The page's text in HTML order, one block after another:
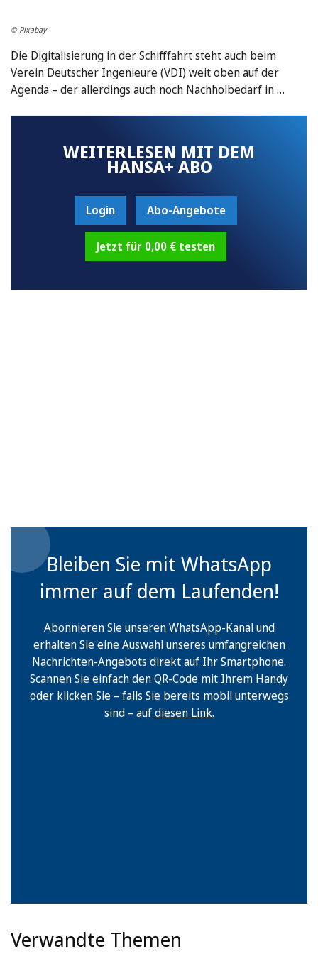
© Pixabay
Die Digitalisierung in der Schifffahrt steht auch beim
Verein Deutscher Ingenieure (VDI) weit oben auf der
Agenda – der allerdings auch noch Nachholbedarf in …
WEITERLESEN MIT DEM
HANSA+ ABO
Login Abo-Angebote
Jetzt für 0,00 € testen
Bleiben Sie mit WhatsApp
immer auf dem Laufenden!
Abonnieren Sie unseren WhatsApp-Kanal und
erhalten Sie eine Auswahl unseres umfangreichen
Nachrichten-Angebots direkt auf Ihr Smartphone.
Scannen Sie einfach den QR-Code mit Ihrem Handy
oder klicken Sie – falls Sie bereits mobil unterwegs
sind – aufdiesen Link.
Verwandte Themen